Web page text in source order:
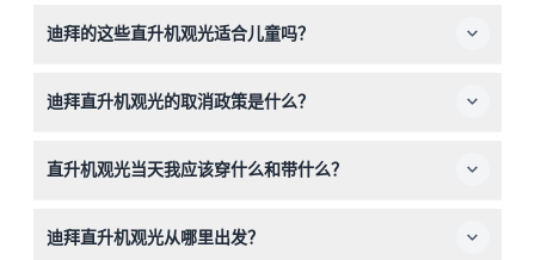
办理登记、称重和安全简报，以确保顺利体验。
迪拜的这些直升机观光适合儿童吗？
家庭的活动。
迪拜直升机观光的取消政策是什么？
48小时至24小时之间，将收取50%的费用；在24小时内取
直升机观光当天我应该穿什么和带什么？
函。别忘了带上相机，捕捉壮观的空中美景！
迪拜直升机观光从哪里出发？